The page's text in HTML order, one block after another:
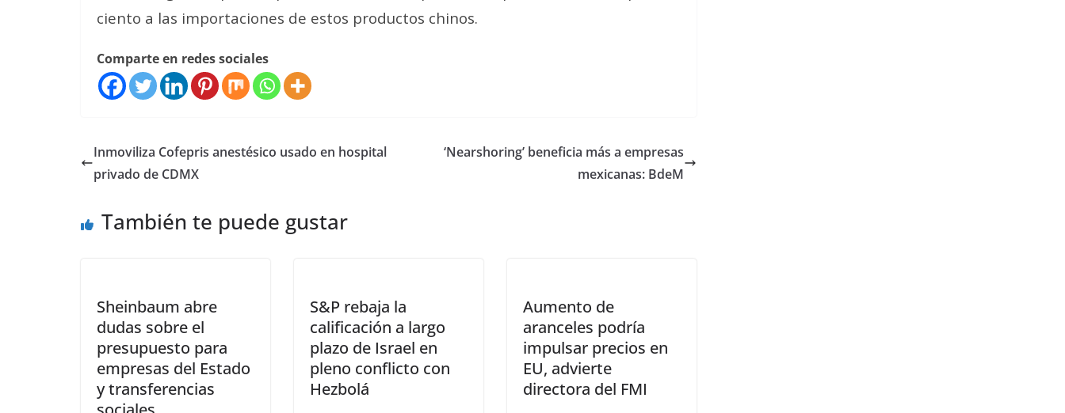
ciento a las importaciones de estos productos chinos.
Comparte en redes sociales
Inmoviliza Cofepris anestésico usado en hospital
privado de CDMX
‘Nearshoring’ beneficia más a empresas
mexicanas: BdeM
También te puede gustar
Sheinbaum abre
dudas sobre el
presupuesto para
empresas del Estado
y transferencias
S&P rebaja la
calificación a largo
plazo de Israel en
pleno conflicto con
Hezbolá
Aumento de
aranceles podría
impulsar precios en
EU, advierte
directora del FMI